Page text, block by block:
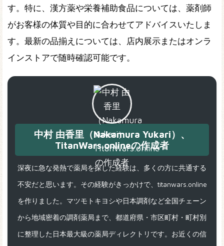
す。特に、漢方薬や栄養補助食品については、薬剤師
がお客様の体質や目的に合わせてアドバイスいたしま
す。最新の品揃えについては、店内展示またはオンラ
インストアで随時確認可能です。
中村 由香里（Nakamura Yukari）、
TitanWars.onlineの作成者
深夜に急な発熱で薬局を探した経験は、多くの方に共通する
不安だと思います。その経験がきっかけで、titanwars.online
を作りました。マツモトキヨシや日本調剤など全国チェーン
から地域密着の調剤薬局まで、都道府県・市区町村・町村別
に整理した日本最大級の薬局ディレクトリです。お近くの信